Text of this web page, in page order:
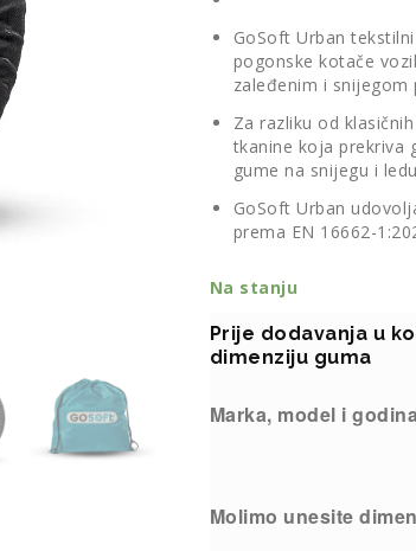
GoSoft Urban
pogonske kotače
zaleđenim i snijegom
Za razliku od
tkanine koja prekriva
gume na snijegu i
GoSoft Urban
prema EN 16662-
Na stanju
Prije dodavanja u
dimenziju guma
Marka, model i
Molimo unesite